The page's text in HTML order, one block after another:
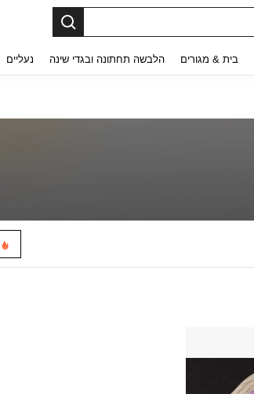
בית & מגורים הלבשה תחתונה ובגדי שינה נעליים